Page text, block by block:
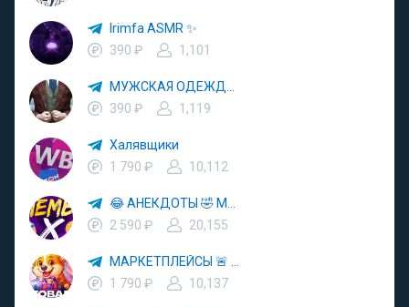
Irimfa ASMR ✨
390 ₽
1,101
390 ₽
1,119
Халявщики
1 790 ₽
10,112
2 590 ₽
20,155
1 790 ₽
10,137